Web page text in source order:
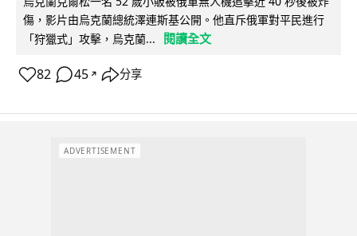
傷，影片由烏克蘭總統澤連斯基公開。他直斥俄軍對平民進行
「狩獵式」攻擊，烏克蘭...
閱讀全文
82 45 ↗ 分享
ADVERTISEMENT